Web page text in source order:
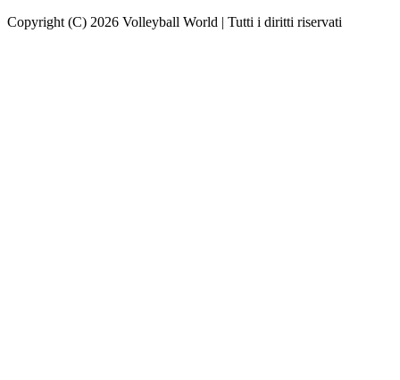
Copyright (C) 2026 Volleyball World | Tutti i diritti riservati